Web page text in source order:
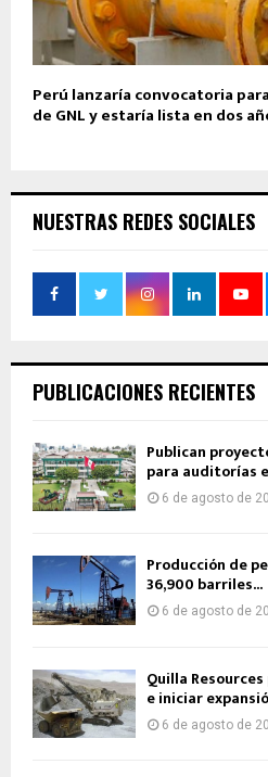
Perú lanzaría convocatoria
de GNL y estaría lista en dos
NUESTRAS REDES SOCIALES
PUBLICACIONES RECIENTES
Publican
para auditorías
6 de agosto de
Producción de
36,900 barriles...
6 de agosto de
Quilla
e iniciar
6 de agosto de